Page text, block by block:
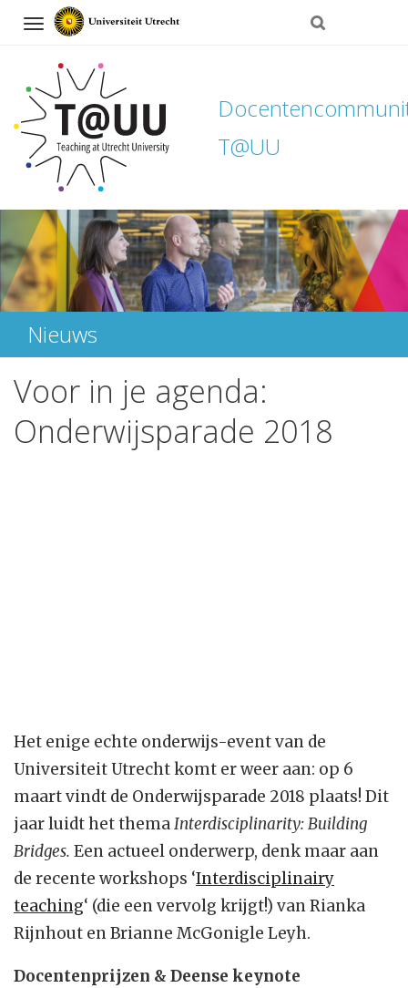
Navigation
T@UU
Direct
naar
het
inhoud
Nieuws
Voor in je agenda:
Onderwijsparade 2018
Het enige echte onderwijs-event van de
Universiteit Utrecht komt er weer aan: op 6
maart vindt de Onderwijsparade 2018 plaats! Dit
jaar luidt het themaInterdisciplinarity: Building
Bridges. Een actueel onderwerp, denk maar aan
de recente workshops ‘Interdisciplinairy
teaching‘ (die een vervolg krijgt!) van Rianka
Rijnhout en Brianne McGonigle Leyh.
Docentenprijzen & Deense keynote